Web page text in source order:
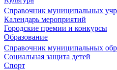
Справочник муниципальных
Календарь мероприятий
Городские премии и конкурсы
Образование
Справочник муниципальных
Социальная защита детей
Спорт